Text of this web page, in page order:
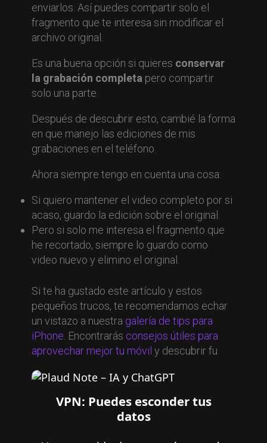
enviarlos. Así puedes compartir solo el
fragmento que te interesa sin modificar el
archivo original.
Es una buena opción si quieres conservar
la grabación completa pero compartir
solo una parte.
Después de descubrir esto, cambié la forma
en que manejo las ediciones de mis
grabaciones en el teléfono.
Ahora siempre tengo en cuenta una cosa:
Si quiero mantener el video completo por si
acaso, guardo la edición sobre el original.
Pero si solo me interesa el fragmento que
he recortado, siempre lo guardo como
video nuevo y elimino el original.
Si te ha gustado este artículo y estos
pequeños trucos, te recomendamos echar
un vistazo a nuestra galería de tips para
iPhone . Encontrarás consejos útiles para
aprovechar mejor tu móvil y descubrir fu
VPN: Puedes esconder tus
datos